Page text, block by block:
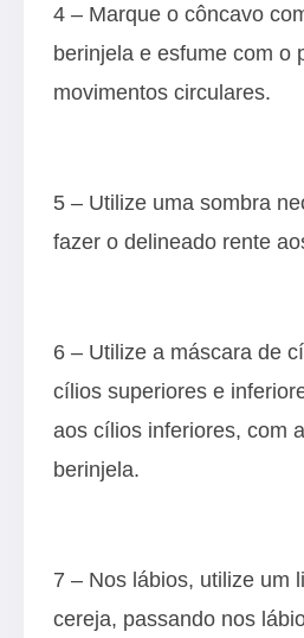
4 – Marque o côncavo
berinjela e esfume com o
movimentos circulares.
5 – Utilize uma sombra
fazer o delineado rente
6 – Utilize a máscara de
cílios superiores e
aos cílios inferiores, com
berinjela.
7 – Nos lábios, utilize um
cereja, passando nos